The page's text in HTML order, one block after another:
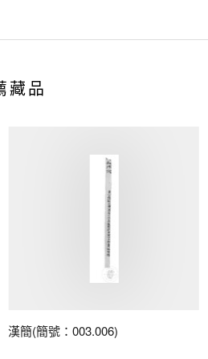
藏品
漢簡(簡號：003.006)